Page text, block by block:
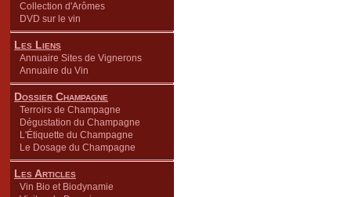
Collection d'Arômes
DVD sur le vin
Les Liens
Annuaire Sites de Vignerons
Annuaire du Vin
Dossier Champagne
Terroirs de Champagne
Dégustation du Champagne
L'Étiquette du Champagne
Le Dosage du Champagne
Les Articles
Vin Bio et Biodynamie